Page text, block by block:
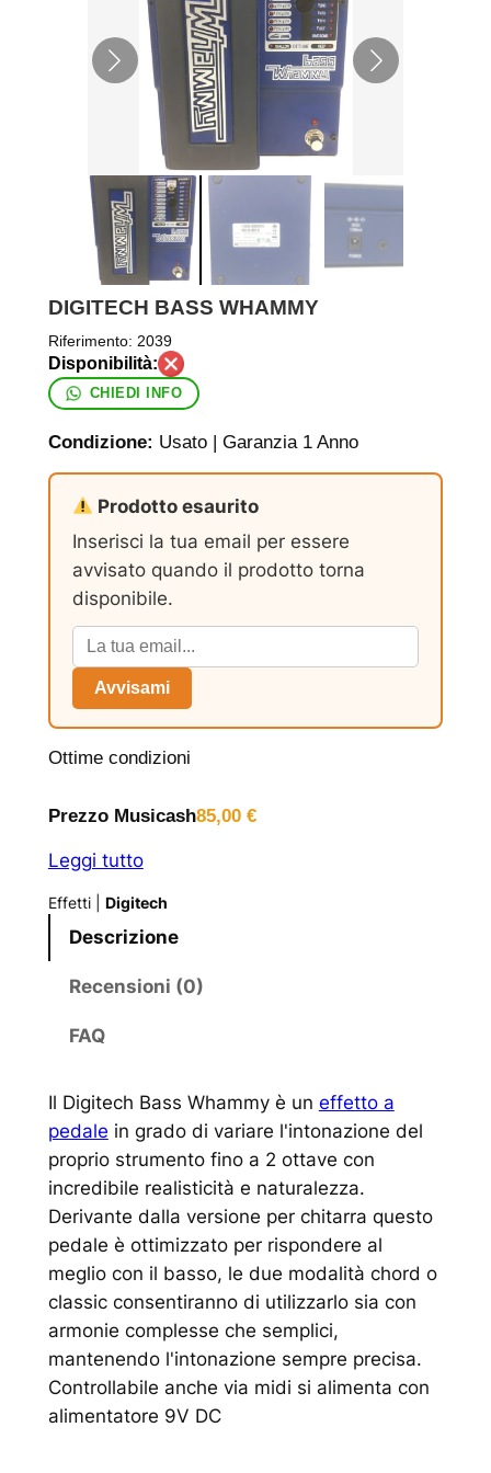
DIGITECH BASS WHAMMY
Riferimento: 2039
CHIEDI INFO
Condizione: Usato | Garanzia 1 Anno
Prodotto esaurito
Inserisci la tua email per essere
avvisato quando il prodotto torna
disponibile.
Avvisami
Ottime condizioni
Prezzo Musicash85,00 €
Leggi tutto
Effetti| Digitech
Descrizione
Recensioni (0)
FAQ
Il Digitech Bass Whammy è un effetto a
pedale in grado di variare l'intonazione del
proprio strumento fino a 2 ottave con
incredibile realisticità e naturalezza.
Derivante dalla versione per chitarra questo
pedale è ottimizzato per rispondere al
meglio con il basso, le due modalità chord o
classic consentiranno di utilizzarlo sia con
armonie complesse che semplici,
mantenendo l'intonazione sempre precisa.
Controllabile anche via midi si alimenta con
alimentatore 9V DC